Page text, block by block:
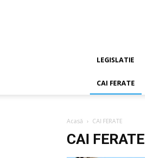
LEGISLATIE
CAI FERATE
Acasă CAI FERATE
CAI FERATE